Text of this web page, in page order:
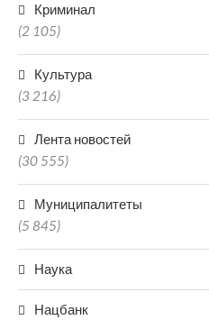
Криминал
(2 105)
Культура
(3 216)
Лента новостей
(30 555)
Муниципалитеты
(5 845)
Наука
Нацбанк